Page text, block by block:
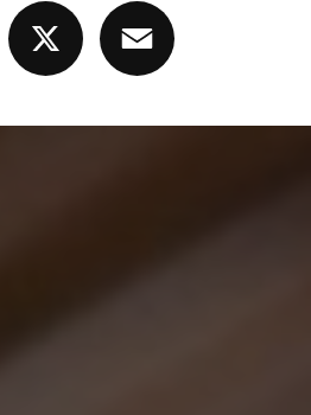
Facebook